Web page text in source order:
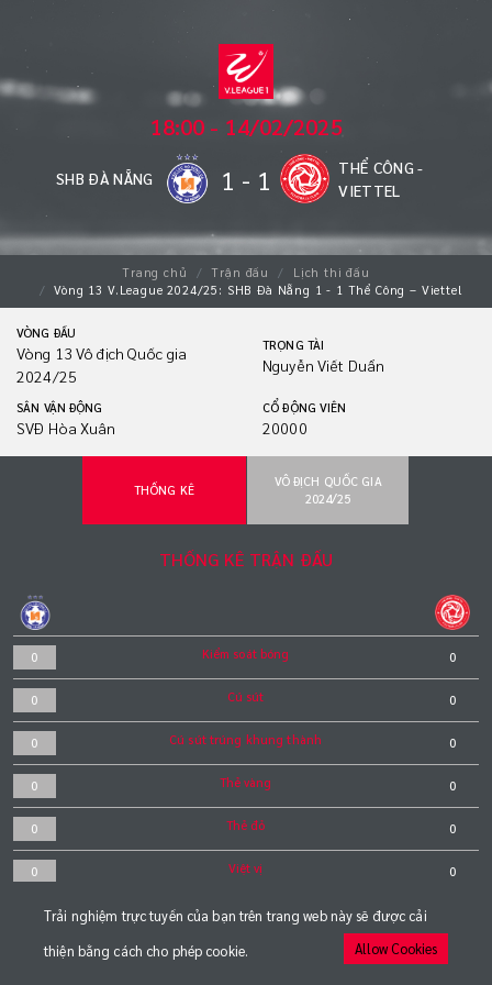
18:00 - 14/02/2025
SHB ĐÀ NẴNG 1 - 1
THỂ CÔNG -
VIETTEL
Trang chủ Trận đấu
Lịch thi đấu
Vòng 13 V.League 2024/25: SHB Đà Nẵng 1 - 1 Thể Công – Viettel
VÒNG ĐẤU
Vòng 13 Vô địch Quốc gia
2024/25
TRỌNG TÀI
Nguyễn Viết Duẩn
SÂN VẬN ĐỘNG
SVĐ Hòa Xuân
CỔ ĐỘNG VIÊN
20000
THỐNG KÊ
VÔ ĐỊCH QUỐC GIA
2024/25
THỐNG KÊ TRẬN ĐẤU
0 Kiểm soát bóng 0
0 Cú sút 0
0 Cú sút trúng khung thành 0
0 Thẻ vàng 0
0 Thẻ đỏ 0
0 Việt vị 0
Phạt góc
Phạt đền
Trải nghiệm trực tuyến của bạn trên trang web này sẽ được cải
thiện bằng cách cho phép cookie.
Allow Cookies